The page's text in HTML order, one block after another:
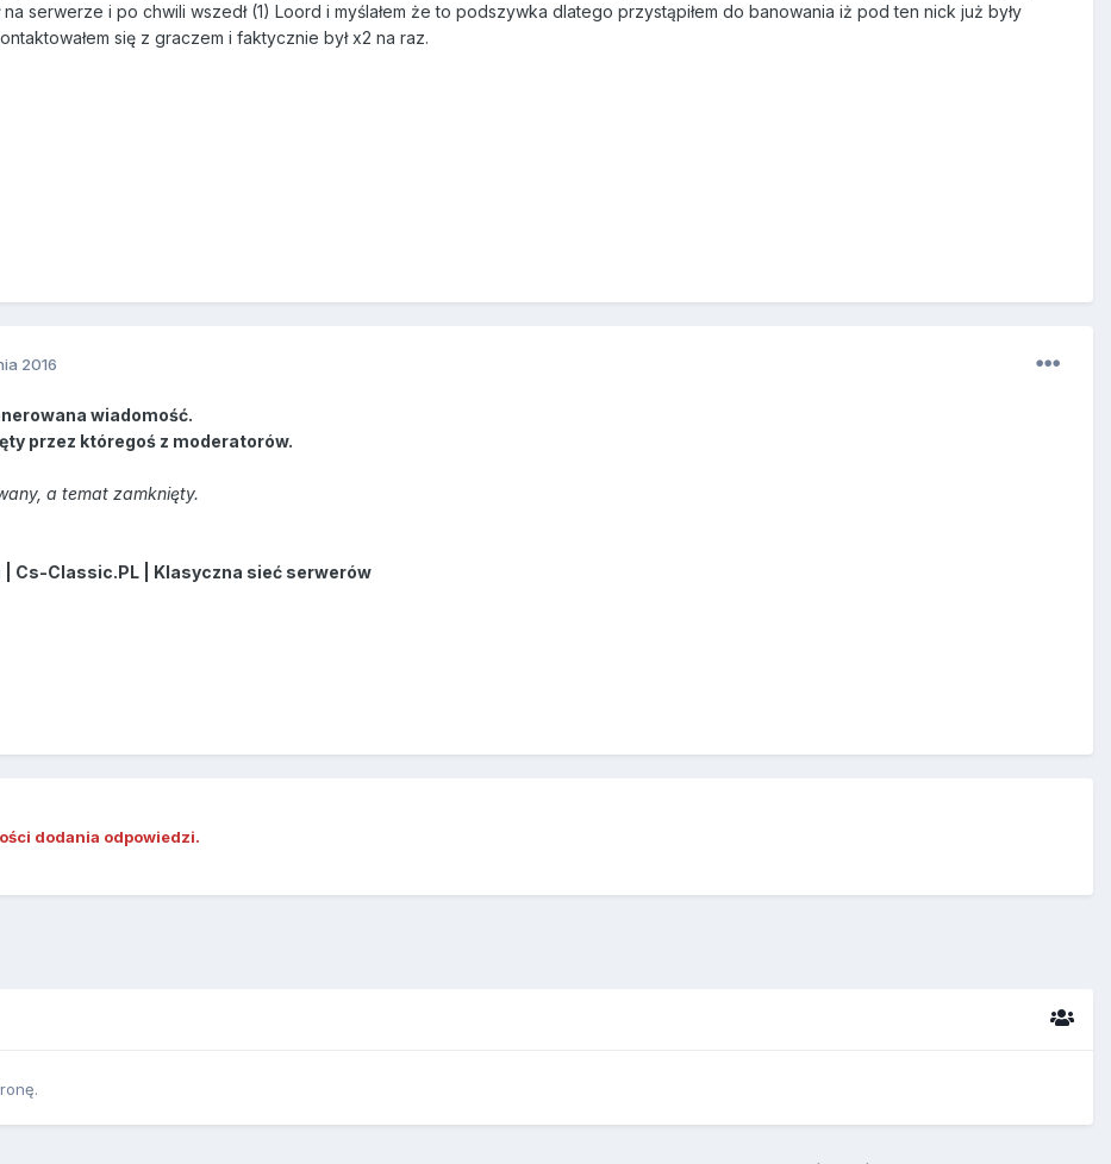
na serwerze i po chwili wszedł (1) Loord i myślałem że to podszywka dlatego przystąpiłem do banowania iż pod ten nick już były
się z graczem i faktycznie był x2 na raz.
2016
wiadomość.
przez któregoś z moderatorów.
a temat zamknięty.
Cs-Classic.PL | Klasyczna sieć serwerów
dodania odpowiedzi.